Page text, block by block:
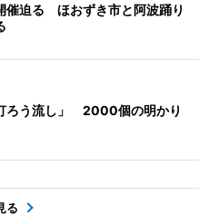
催迫る ほおずき市と阿波踊り
ろう流し」 2000個の明かり
る